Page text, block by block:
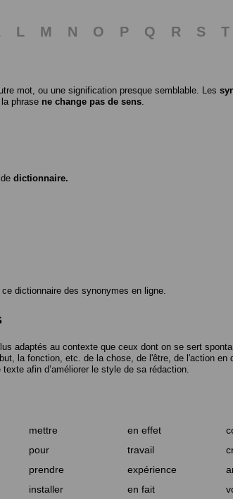
L M N O P Q R S T
mot, ou une signification presque semblable. Les
, la phrase ne change pas de sens
dictionnaire.
dictionnaire des synonymes en ligne.
adaptés au contexte que ceux dont on se sert
la fonction, etc. de la chose, de l'être, de l'action en
afin d’améliorer le style de sa rédaction.
mettre en effet
pour travail
prendre expérience
installer en fait